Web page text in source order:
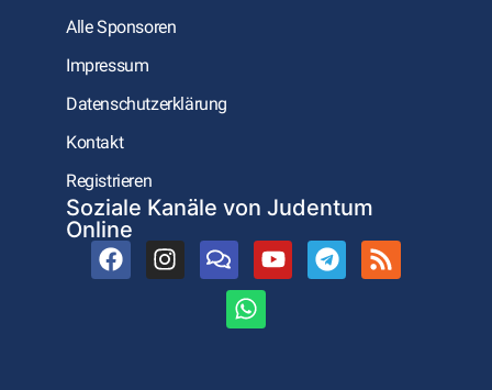
Alle Sponsoren
Impressum
Datenschutzerklärung
Kontakt
Registrieren
Soziale Kanäle von Judentum
Online